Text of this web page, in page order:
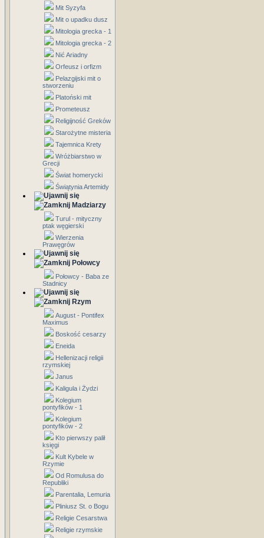
Mit Syzyfa
Mit o upadku dusz
Mitologia grecka - 1
Mitologia grecka - 2
Nić Ariadny
Orfeusz i orfizm
Pelazgijski mit o
stworzeniu
Platoński mit
Prometeusz
Religijność Greków
Starożytne misteria
Tajemnica Krety
Wróżbiarstwo w
Grecji
Świat homerycki
Świątynia Artemidy
Madziarzy
Turul - mityczny
ptak węgierski
Wierzenia
Prawęgrów
Połowcy
Połowcy - Baba ze
Stadnicy
Rzym
August - Pontifex
Maximus
Boskość cesarzy
Eneida
Hellenizacji religii
rzymskiej
Janus
Kaligula i Żydzi
Kolegium
pontyfików - 1
Kolegium
pontyfików - 2
Kto pierwszy palił
księgi
Kult Kybele w
Rzymie
Od Romulusa do
Republiki
Parentalia, Lemuria
Pliniusz St. o Bogu
Religie Cesarstwa
Religie rzymskie